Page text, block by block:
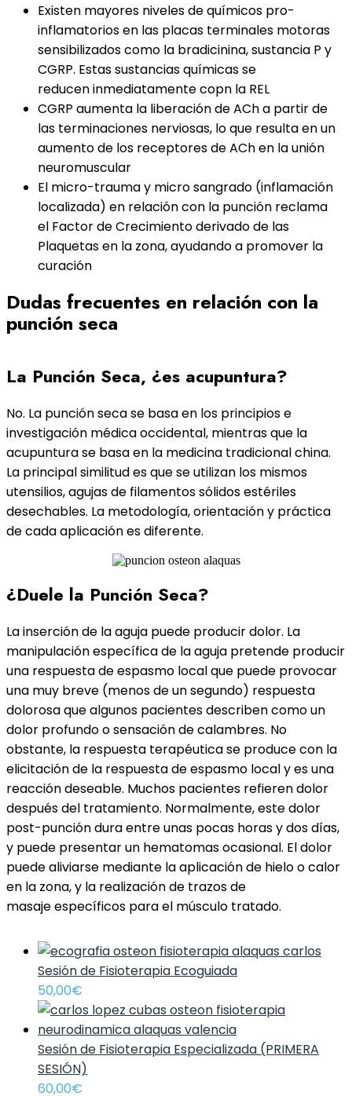
Existen mayores niveles de químicos pro-
inflamatorios en las placas terminales motoras
sensibilizados como la bradicinina, sustancia P y
CGRP. Estas sustancias químicas se
reducen inmediatamente copn la REL
CGRP aumenta la liberación de ACh a partir de
las terminaciones nerviosas, lo que resulta en un
aumento de los receptores de ACh en la unión
neuromuscular
El micro-trauma y micro sangrado (inflamación
localizada) en relación con la punción reclama
el Factor de Crecimiento derivado de las
Plaquetas en la zona, ayudando a promover la
curación
Dudas frecuentes en relación con la
punción seca
La Punción Seca, ¿es acupuntura?
No. La punción seca se basa en los principios e
investigación médica occidental, mientras que la
acupuntura se basa en la medicina tradicional china.
La principal similitud es que se utilizan los mismos
utensilios, agujas de filamentos sólidos estériles
desechables. La metodología, orientación y práctica
de cada aplicación es diferente.
¿Duele la Punción Seca?
La inserción de la aguja puede producir dolor. La
manipulación específica de la aguja pretende producir
una respuesta de espasmo local que puede provocar
una muy breve (menos de un segundo) respuesta
dolorosa que algunos pacientes describen como un
dolor profundo o sensación de calambres. No
obstante, la respuesta terapéutica se produce con la
elicitación de la respuesta de espasmo local y es una
reacción deseable. Muchos pacientes refieren dolor
después del tratamiento. Normalmente, este dolor
post-punción dura entre unas pocas horas y dos días,
y puede presentar un hematomas ocasional. El dolor
puede aliviarse mediante la aplicación de hielo o calor
en la zona, y la realización de trazos de
masaje específicos para el músculo tratado.
Sesión de Fisioterapia Ecoguiada
50,00€
Sesión de Fisioterapia Especializada (PRIMERA
SESIÓN)
60,00€